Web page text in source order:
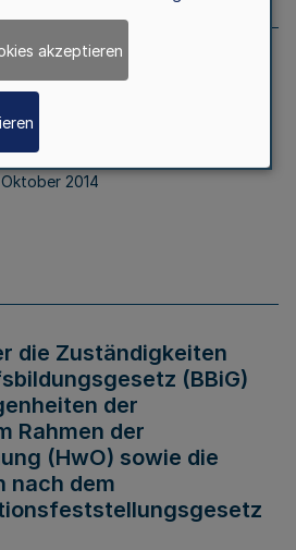
Hochschulen des Landes
(Hochschulgesetz -
2014
die Zuständigkeiten
(BBiG)
der
Rahmen der
(HwO) sowie die
nach dem
akzeptieren